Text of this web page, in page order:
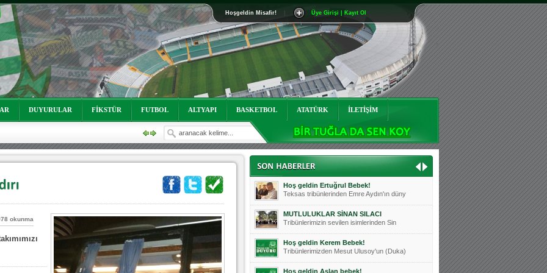
Hoşgeldin Misafir! Üye Girişi | Kayıt Ol
DUYURULAR FİKSTÜR FUTBOL ALTYAPI BASKETBOL ATATÜRK İLETİŞİM
okunma
Mutluluklar Ceyhun Tetik
Teksas tribünlerinin sevilen isimlerinde
Bursasporumuzun önü açılsın is
Teksaslı Bursasporlular Derneği Başkanı
Hoş geldin Alaz Bebek!
Teksas.org sistem yöneticisi, ekibimizin
Hoş geldin Göktuğ Bebek!
Teksas.org ekibimizden ve tribünlerimizi
Hoş geldin Kadir Kağan Bebek!
Teksas tribünlerinden Basri İleri'nin dü
Hoş geldin Ertuğrul Bebek!
Teksas tribünlerinden Emre Aydın'ın düny
MUTLULUKLAR SİNAN SILACI
Tribünlerimizin sevilen isimlerinden Sin
Hoş geldin Kerem Bebek!
Tribünlerimizden Mesut Ulusoy'un (Duka)
Hoş geldin Aslan bebek!